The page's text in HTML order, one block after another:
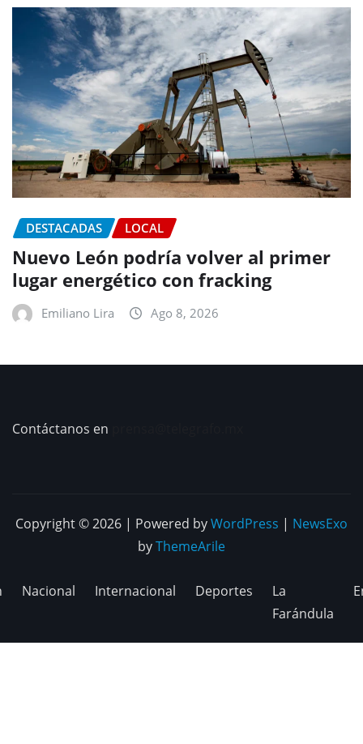
DESTACADAS LOCAL
Nuevo León podría volver al primer
lugar energético con fracking
Emiliano Lira Ago 8, 2026
Contáctanos en
Copyright © 2026 | Powered byWordPress | NewsExo
byThemeArile
Nacional Internacional Deportes
La
Farándula